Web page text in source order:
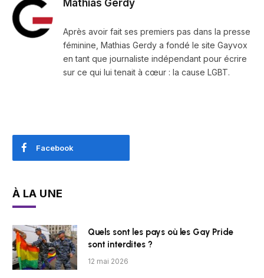
Mathias Gerdy
Après avoir fait ses premiers pas dans la presse
féminine, Mathias Gerdy a fondé le site Gayvox
en tant que journaliste indépendant pour écrire
sur ce qui lui tenait à cœur : la cause LGBT.
Facebook
À LA UNE
Quels sont les pays où les Gay Pride
sont interdites ?
12 mai 2026